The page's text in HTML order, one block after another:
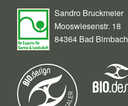
Sandro Bruckmeier
Mooswiesenstr. 18
84364 Bad Birnbach